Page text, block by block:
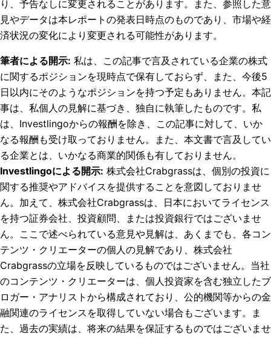
り、予告なしに変更されることがあります。また、参照した意
見やデータは本レポートの発表日時点のものであり、市場や経
済状況の変化により変更される可能性があります。
筆者による開示: 私は、この記事で言及されている企業の株式
に関するポジションを現時点で保有しておらず、また、今後5
日以内にそのようなポジションを持つ予定もありません。 本記
事は、私個人の見解に基づき、独自に執筆したものです。私
は、Investlingoからの報酬を除き、この記事に対して、いか
なる報酬も受け取っておりません。また、本文書で言及してい
る企業とは、いかなる商業的関係も有しておりません。
Investlingoによる開示: 株式会社Crabgrassは、個別の投資に
関する推奨やアドバイスを提供することを意図しておりませ
ん。加えて、株式会社Crabgrassは、日本においてライセンス
を持つ証券会社、投資顧問、または投資銀行ではございませ
ん。ここで述べられている意見や見解は、あくまでも、各コン
テンツ・クリエーターの個人の見解であり、株式会社
Crabgrassの立場を反映しているものではございません。当社
のコンテンツ・クリエーターは、個人投資家を含む独立したブ
ロガー・アナリストから構成されており、公的機関等からの金
融関連のライセンスを取得していない場合もございます。ま
た、過去の実績は、将来の結果を保証するものではございませ